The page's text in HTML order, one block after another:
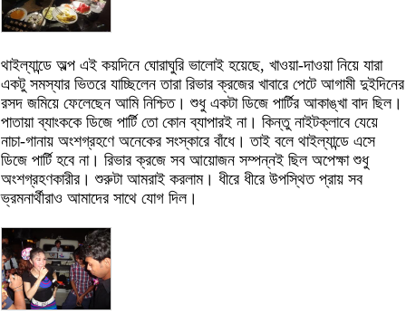
থাইল্যান্ডে অল্প এই কয়দিনে ঘোরাঘুরি ভালোই হয়েছে, খাওয়া-দাওয়া নিয়ে যারা
একটু সমস্যার ভিতরে যাচ্ছিলেন তারা রিভার ক্রজের খাবারে পেটে আগামী দুইদিনের
রসদ জমিয়ে ফেলেছেন আমি নিশ্চিত। শুধু একটা ডিজে পার্টির আকাঙ্খা বাদ ছিল।
পাতায়া ব্যাংককে ডিজে পার্টি তো কোন ব্যাপারই না। কিন্তু নাইটক্লাবে যেয়ে
নাচা-গানায় অংশগ্রহণে অনেকের সংস্কারে বাঁধে। তাই বলে থাইল্যান্ডে এসে
ডিজে পার্টি হবে না। রিভার ক্রজে সব আয়োজন সম্পন্নই ছিল অপেক্ষা শুধু
অংশগ্রহণকারীর। শুরুটা আমরাই করলাম। ধীরে ধীরে উপস্থিত প্রায় সব
ভ্রমনার্থীরাও আমাদের সাথে যোগ দিল।